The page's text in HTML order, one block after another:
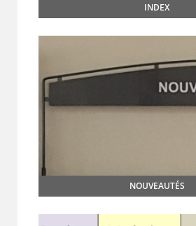
INDEX
NOUVEAUTÉS